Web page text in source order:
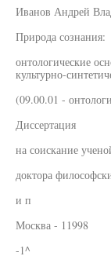
Иванов Андрей
Природа сознания:
онтологические
культурно-
(09.00.01 -
Диссертация
на соискание
доктора
и п
Москва - 11998
-1^